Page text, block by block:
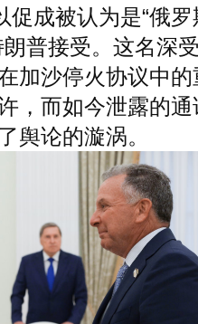
美食 旅游
玩物
艺术
促成被认为是“俄
普接受。这名深
加沙停火协议中
，而如今泄露的通
舆论的漩涡。